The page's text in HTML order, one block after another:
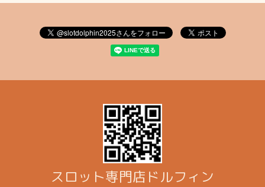
スロット専門店ドルフィン